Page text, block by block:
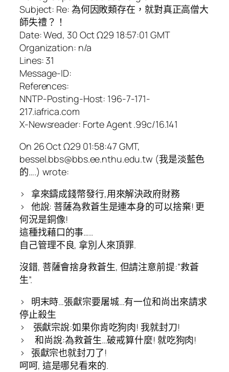
Subject: Re: 為何因敗類存在，就對真正高僧大
師失禮？！
Date: Wed, 30 Oct Ω29 18:57:01 GMT
Organization: n/a
Lines: 31
Message-ID:
References:
NNTP-Posting-Host: 196-7-171-
217.iafrica.com
X-Newsreader: Forte Agent .99c/16.141
On 26 Oct Ω29 01:58:47 GMT,
bessel.bbs@bbs.ee.nthu.edu.tw (我是淡藍色
的….) wrote:
> 拿來鑄成錢幣發行,用來解決政府財務
> 他說: 菩薩為救蒼生是連本身的可以捨棄! 更
何況是銅像!
這種找藉口的事…..
自己管理不良, 拿別人來頂罪.
沒錯, 菩薩會捨身救蒼生, 但請注意前提:”救蒼
生”.
> 明末時…張獻宗要屠城…有一位和尚出來請求
停止殺生
> 張獻宗說:如果你肯吃狗肉! 我就封刀!
> 和尚說:為救蒼生…破戒算什麼! 就吃狗肉!
> 張獻宗也就封刀了!
呵呵, 這是哪兒看來的.